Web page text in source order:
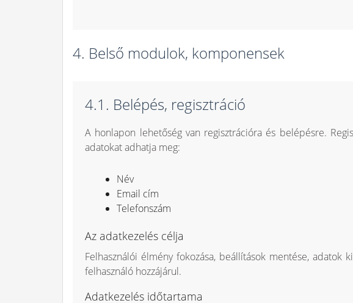
4. Belső modulok, komponensek
4.1. Belépés, regisztráció
A honlapon lehetőség van regisztrációra és belépésre.
adatokat adhatja meg:
Név
Email cím
Telefonszám
Az adatkezelés célja
Felhasználói élmény fokozása, beállítások mentése,
felhasználó hozzájárul.
Adatkezelés időtartama